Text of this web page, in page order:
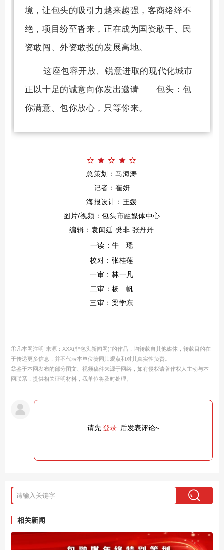
境，让包头的吸引力越来越强，客商络绎不
绝，项目纷至沓来，正在成为国资敢干、民
资敢闯、外资敢投的发展高地。
这座包容开放、锐意进取的现代化城市
正以十足的诚意向你发出邀请——包头：包
你满意、包你放心，只等你来。
总策划：马海涛
记者：崔妍
海报设计： 王媛
图片/视频：包头市融媒体中心
编辑：袁闻廷 樊非 张丹丹
一读：牛 瑶
校对：张桂莲
一审： 林一凡
二审：杨 帆
三审：梁学东
①凡本网注明“来源：XXX(非包头新闻网)”的作品，均转载自其他媒体，转载目的在
于传递更多信息，并不代表本单位赞同其观点和对其真实性负责。
②鉴于本网发布的部分图文、视频稿件来源于网络，如有侵权请著作权人主动与本
网联系，提供相关证明材料，我单位将及时处理。
请先登录 后发表评论~
相关新闻